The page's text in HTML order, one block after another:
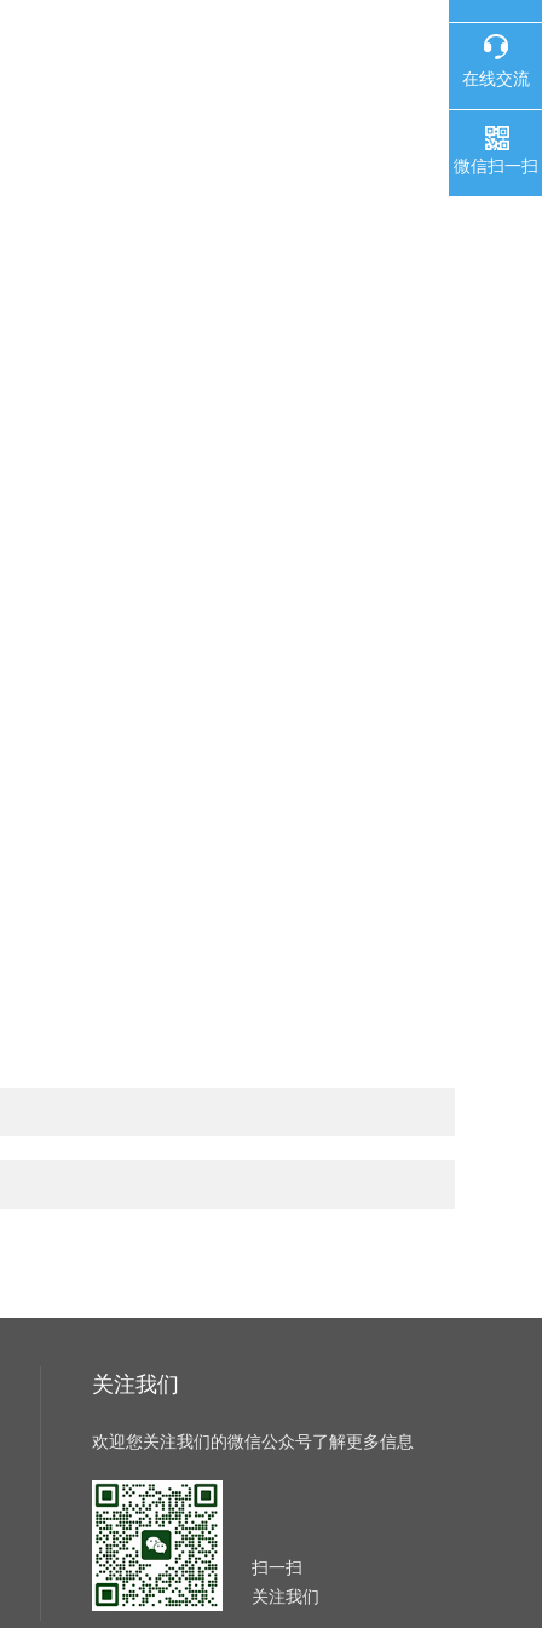
关注我们
欢迎您关注我们的微信公众号了解更多信息
扫一扫
关注我们
在线交流
微信扫一扫